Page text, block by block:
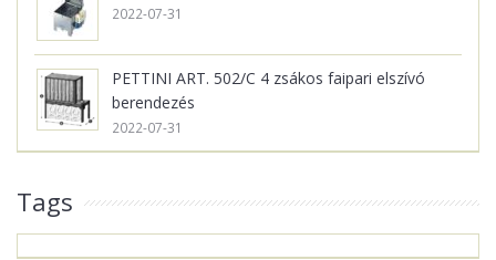
2022-07-31
PETTINI ART. 502/C 4 zsákos faipari elszívó
berendezés
2022-07-31
Tags